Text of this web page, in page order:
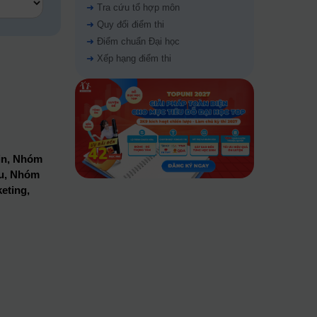
Nhóm
Nhóm
➜Tra cứu tổ hợp môn
➜ Quy đổi điểm thi
➜Điểm chuẩn Đại học
➜ Xếp hạng điểm thi